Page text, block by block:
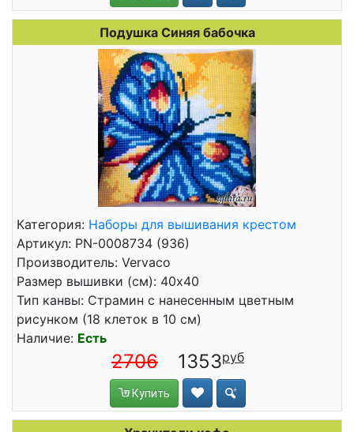
Подушка Синяя бабочка
Категория: Наборы для вышивания крестом
Артикул: PN-0008734 (936)
Производитель: Vervaco
Размер вышивки (см): 40x40
Тип канвы: Страмин с нанесенным цветным
рисунком (18 клеток в 10 см)
Наличие: Есть
2706 1353
Купить